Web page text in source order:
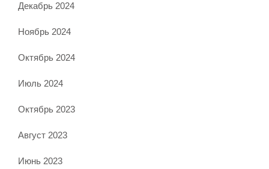
Декабрь 2024
Ноябрь 2024
Октябрь 2024
Июль 2024
Октябрь 2023
Август 2023
Июнь 2023